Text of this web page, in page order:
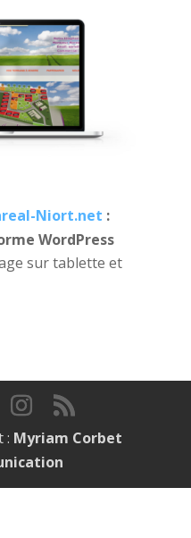
Niort.net :
WordPress
sur tablette et
: Myriam Corbet